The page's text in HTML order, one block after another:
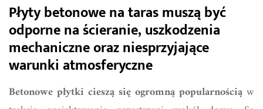
Płyty betonowe na taras muszą być
odporne na ścieranie, uszkodzenia
mechaniczne oraz niesprzyjające
warunki atmosferyczne
Betonowe płytki cieszą się ogromną popularnością w